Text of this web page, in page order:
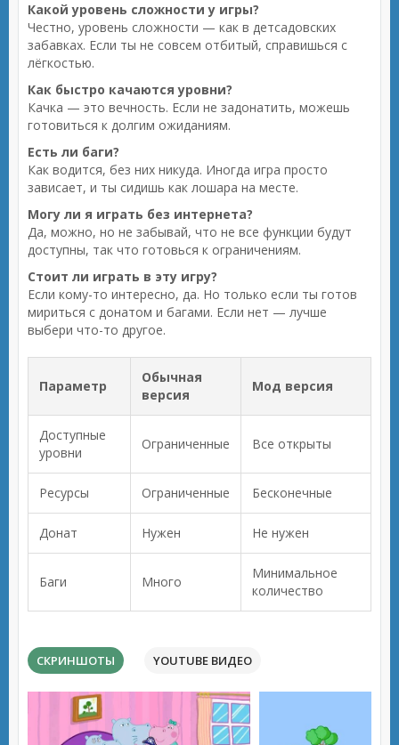
Какой уровень сложности у игры?
Честно, уровень сложности — как в детсадовских
забавках. Если ты не совсем отбитый, справишься с
лёгкостью.
Как быстро качаются уровни?
Качка — это вечность. Если не задонатить, можешь
готовиться к долгим ожиданиям.
Есть ли баги?
Как водится, без них никуда. Иногда игра просто
зависает, и ты сидишь как лошара на месте.
Могу ли я играть без интернета?
Да, можно, но не забывай, что не все функции будут
доступны, так что готовься к ограничениям.
Стоит ли играть в эту игру?
Если кому-то интересно, да. Но только если ты готов
мириться с донатом и багами. Если нет — лучше
выбери что-то другое.
Параметр
Обычная
версия
Мод версия
Доступные
уровни
Ограниченные Все открыты
Ресурсы Ограниченные Бесконечные
Донат Нужен Не нужен
Баги Много
Минимальное
количество
СКРИНШОТЫ YOUTUBE ВИДЕО